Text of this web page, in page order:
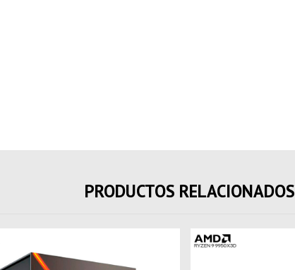
PRODUCTOS RELACIONADOS